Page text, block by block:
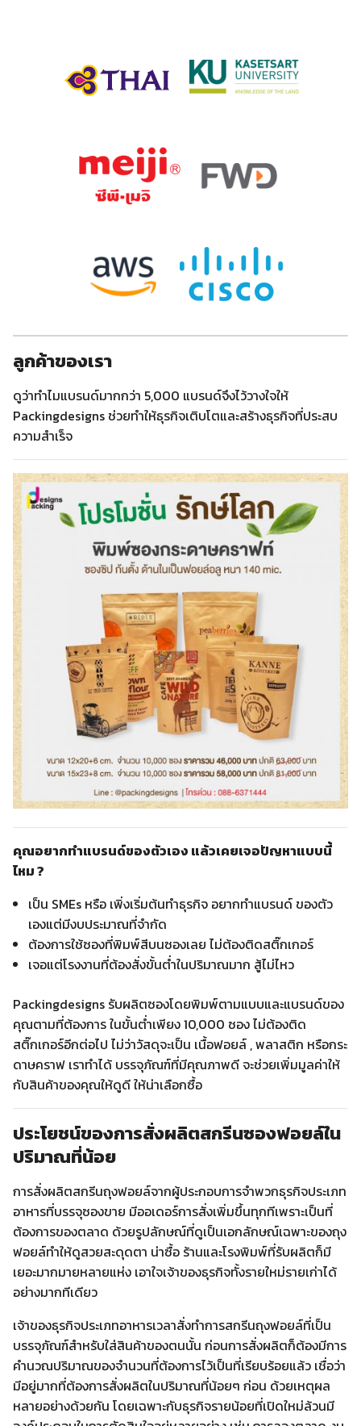
ลูกค้าของเรา
ดูว่าทำไมแบรนด์มากกว่า 5,000 แบรนด์จึงไว้วางใจให้
Packingdesigns ช่วยทำให้ธุรกิจเติบโตและสร้างธุรกิจที่ประสบ
ความสำเร็จ
คุณอยากทำแบรนด์ของตัวเอง แล้วเคยเจอปัญหาแบบนี้
ไหม ?
เป็น SMEs หรือ เพิ่งเริ่มต้นทำธุรกิจ อยากทำแบรนด์ ของตัว
เองแต่มีงบประมาณที่จำกัด
ต้องการใช้ซองที่พิมพ์สีบนซองเลย ไม่ต้องติดสติ๊กเกอร์
เจอแต่โรงงานที่ต้องสั่งขั้นต่ำในปริมาณมาก สู้ไม่ไหว
Packingdesigns รับผลิตซองโดยพิมพ์ตามแบบและแบรนด์ของ
คุณตามที่ต้องการ ในขั้นต่ำเพียง 10,000 ซอง ไม่ต้องติด
สติ๊กเกอร์อีกต่อไป ไม่ว่าวัสดุจะเป็น เนื้อฟอยล์ , พลาสติก หรือกระ
ดาษคราฟ เราทำได้ บรรจุภัณฑ์ที่มีคุณภาพดี จะช่วยเพิ่มมูลค่าให้
กับสินค้าของคุณให้ดูดี ให้น่าเลือกซื้อ
ประโยชน์ของการสั่งผลิตสกรีนซองฟอยล์ใน
ปริมาณที่น้อย
การสั่งผลิตสกรีนถุงฟอยล์จากผู้ประกอบการจำพวกธุรกิจประเภท
อาหารที่บรรจุซองขาย มีออเดอร์การสั่งเพิ่มขึ้นทุกทีเพราะเป็นที่
ต้องการของตลาด ด้วยรูปลักษณ์ที่ดูเป็นเอกลักษณ์เฉพาะของถุง
ฟอยล์ทำให้ดูสวยสะดุดตา น่าซื้อ ร้านและโรงพิมพ์ที่รับผลิตก็มี
เยอะมากมายหลายแห่ง เอาใจเจ้าของธุรกิจทั้งรายใหม่รายเก่าได้
อย่างมากทีเดียว
เจ้าของธุรกิจประเภทอาหารเวลาสั่งทำการสกรีนถุงฟอยล์ที่เป็น
บรรจุภัณฑ์สำหรับใส่สินค้าของตนนั้น ก่อนการสั่งผลิตก็ต้องมีการ
คำนวณปริมาณของจำนวนที่ต้องการไว้เป็นที่เรียบร้อยแล้ว เชื่อว่า
มีอยู่มากที่ต้องการสั่งผลิตในปริมาณที่น้อยๆ ก่อน ด้วยเหตุผล
หลายอย่างด้วยกัน โดยเฉพาะกับธุรกิจรายน้อยที่เปิดใหม่ล้วนมี